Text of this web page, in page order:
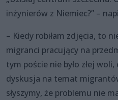
inżynierów z Niemiec?” –
– Kiedy robiłam zdjęcia, to
migranci pracujący na
tym poście nie było złej woli,
dyskusja na temat
słyszymy, że problemu nie